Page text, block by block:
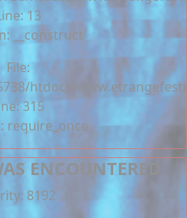
13
__construct
File:
htdocs/
315
require_once
ENCOUNTERED
8192